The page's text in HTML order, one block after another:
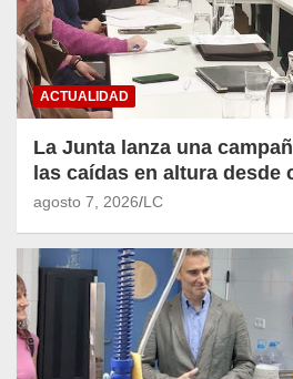
ACTUALIDAD
La Junta lanza una
las caídas en altura desde
agosto 7, 2026 LC